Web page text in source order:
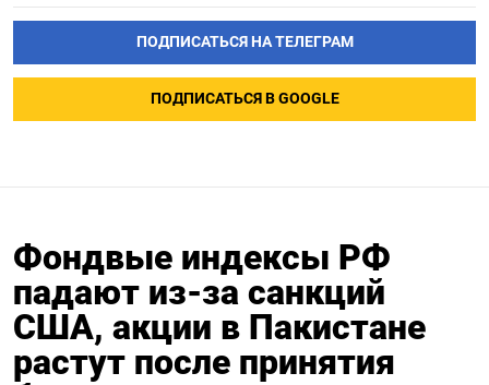
ПОДПИСАТЬСЯ НА ТЕЛЕГРАМ
ПОДПИСАТЬСЯ В GOOGLE
Фондвые индексы РФ
падают из-за санкций
США, акции в Пакистане
растут после принятия